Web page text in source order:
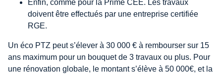
Enfin, comme pour la Prime CEE. Les travaux
doivent être effectués par une entreprise certifiée
RGE.
Un éco PTZ peut s’élever à 30 000 € à rembourser sur 15
ans maximum pour un bouquet de 3 travaux ou plus. Pour
une rénovation globale, le montant s’élève à 50 000€, et la